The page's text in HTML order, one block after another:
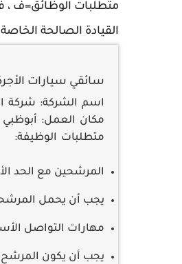
متطلبات الوظائق=ف ،
القيادة الصالحة الخاصة
سائقي سيارات
اسم الشركة: شركة
مكان العمل: أبوظبي
متطلبات الوظيفة:
المرشحين مع الحد الأدنى 1 سنة من الخبرة في
يجب أن يحمل
مهارات التواصل
يجب أن يكون المرشح